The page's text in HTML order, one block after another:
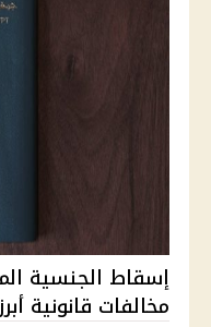
مخالفات قانونية